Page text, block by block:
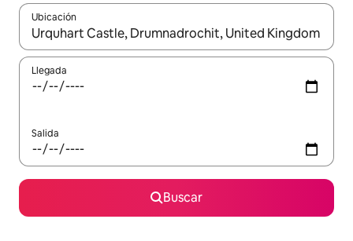
Ubicación
Cuando los resultados estén disponibles, navega con las
Llegada
Salida
Buscar